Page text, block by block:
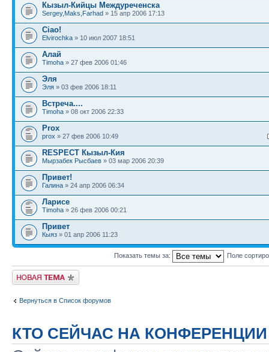
Кызыл-Кийцы Междуреченска
Sergey,Maks,Farhad » 15 апр 2006 17:13
Ciao!
Elvirochka » 10 июл 2007 18:51
Алай
Timoha » 27 фев 2006 01:46
Эля
Эля » 03 фев 2006 18:11
Встреча....
Timoha » 08 окт 2006 22:33
Prox
prox » 27 фев 2006 10:49
RESPECT Кызыл-Кия
Мырзабек Рысбаев » 03 мар 2006 20:39
Привет!
Галина » 24 апр 2006 06:34
Ларисе
Timoha » 26 фев 2006 00:21
Привет
Кыяз » 01 апр 2006 11:23
Показать темы за: Поле
Новая тема
Вернуться в Список форумов
КТО СЕЙЧАС НА КОНФЕРЕНЦИИ